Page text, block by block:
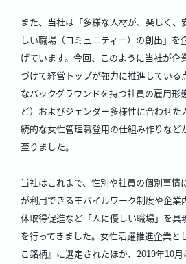
また、当社は「多様な人材が、楽しく
しい職場（コミュニティー）の創出」を
げています。今回、このように当社が企
づけて経営トップが強力に推進している
なバックグラウンドを持つ社員の雇用形
ど）およびジェンダー多様性に合わせ
続的な女性管理職登用の仕組み作りなど
至りました。
当社はこれまで、性別や社員の個別事情
が利用できるモバイルワーク制度や企業
休取得促進など「人に優しい職場」を具
を行ってきました。女性活躍推進企業と
こ銘柄』に選定されたほか、2019年10